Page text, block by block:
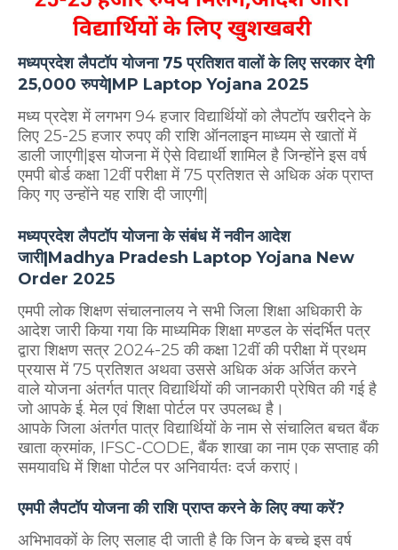
मध्यप्रदेश लैपटॉप योजना 75 प्रतिशत वालों के लिए सरकार देगी
25,000 रुपये|MP Laptop Yojana 2025
मध्य प्रदेश में लगभग 94 हजार विद्यार्थियों को लैपटॉप खरीदने के
लिए 25-25 हजार रुपए की राशि ऑनलाइन माध्यम से खातों में
डाली जाएगी|इस योजना में ऐसे विद्यार्थी शामिल है जिन्होंने इस वर्ष
एमपी बोर्ड कक्षा 12वीं परीक्षा में 75 प्रतिशत से अधिक अंक प्राप्त
किए गए उन्होंने यह राशि दी जाएगी|
मध्यप्रदेश लैपटॉप योजना के संबंध में नवीन आदेश
जारी|Madhya Pradesh Laptop Yojana New
Order 2025
एमपी लोक शिक्षण संचालनालय ने सभी जिला शिक्षा अधिकारी के
आदेश जारी किया गया कि माध्यमिक शिक्षा मण्डल के संदर्भित पत्र
द्वारा शिक्षण सत्र 2024-25 की कक्षा 12वीं की परीक्षा में प्रथम
प्रयास में 75 प्रतिशत अथवा उससे अधिक अंक अर्जित करने
वाले योजना अंतर्गत पात्र विद्यार्थियों की जानकारी प्रेषित की गई है
जो आपके ई. मेल एवं शिक्षा पोर्टल पर उपलब्ध है।
आपके जिला अंतर्गत पात्र विद्यार्थियों के नाम से संचालित बचत बैंक
खाता क्रमांक, IFSC-CODE, बैंक शाखा का नाम एक सप्ताह की
समयावधि में शिक्षा पोर्टल पर अनिवार्यतः दर्ज कराएं।
एमपी लैपटॉप योजना की राशि प्राप्त करने के लिए क्या करें?
अभिभावकों के लिए सलाह दी जाती है कि जिन के बच्चे इस वर्ष